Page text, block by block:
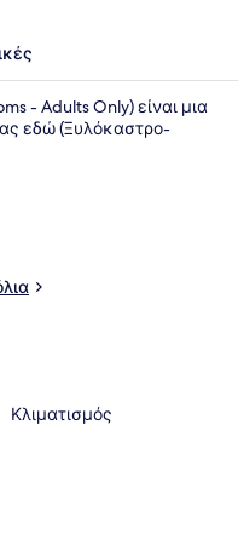
- Adults Only) είναι μια
εδώ (Ξυλόκαστρο-
Κλιματισμός